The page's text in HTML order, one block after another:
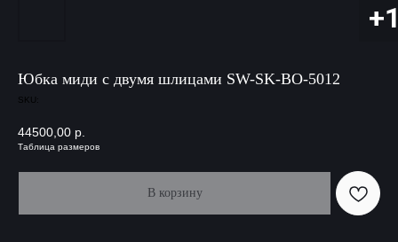
Юбка миди с двумя шлицами SW-SK-BO-5012
SKU:
44500,00 р.
Таблица размеров
В корзину